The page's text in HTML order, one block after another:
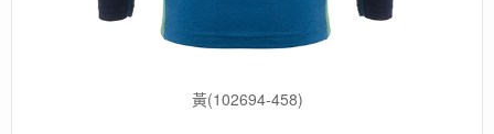
黃(102694-458)